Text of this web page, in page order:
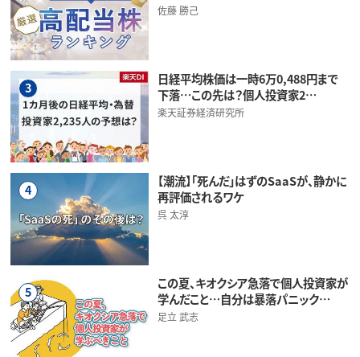
佐藤 勝己
3
日経平均株価は一時6万0,488円まで
下落…この先は？個人投資家2…
楽天証券経済研究所
4
【潮流】「死んだ」はずのSaaSが、静かに
再評価されるワケ
呉 太淳
5
この夏、キオクシア急落で個人投資家が
学んだこと…自分は暴落パニック…
足立 武志